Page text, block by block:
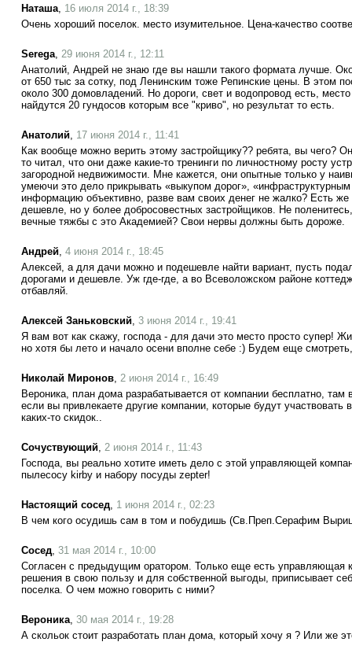
Наташа, 16 июля 2014 г., 18:39
Очень хороший поселок. место изумительное. Цена-качество
Serega, 29 июня 2014 г., 12:11
Анатолий, Андрей не знаю где вы нашли такого формата лучше.
от 650 тыс за сотку, под Ленинским тоже Репинские цены. В этом
около 300 домовладений. Но дороги, свет и водопровод есть,
найдутся 20 гундосов которым все "криво", но результат то есть.
Анатолий, 17 июня 2014 г., 11:41
Как вообще можно верить этому застройщику?? ребята, вы чего?
то читал, что они даже какие-то тренинги по личностному росту
загородной недвижимости. Мне кажется, они опытные только у
умеючи это дело прикрывать «выкупом дорог»,
информацию объективно, разве вам своих денег не жалко? Есть
дешевле, но у более добросовестных застройщиков. Не
вечные тяжбы с это Академией? Свои нервы должны быть дороже.
Андрей, 4 июня 2014 г., 18:45
Алексей, а для дачи можно и подешевле найти вариант, пусть
дорогами и дешевле. Уж где-где, а во Всеволожском районе
отбавляй.
Алексей Заньковский, 3 июня 2014 г., 19:41
Я вам вот как скажу, господа - для дачи это место просто супер!
но хотя бы лето и начало осени вполне себе :) Будем еще
Николай Миронов, 2 июня 2014 г., 16:49
Вероника, план дома разрабатывается от компании бесплатно, там
если вы привлекаете другие компании, которые будут участвовать
каких-то скидок..
Сочуствующий, 2 июня 2014 г., 11:43
Господа, вы реально хотите иметь дело с этой управляющей
пылесосу kirby и набору посуды zepter!
Настоящий сосед, 1 июня 2014 г., 02:23
В чем кого осудишь сам в том и побудишь (Св.Преп.Серафим
Сосед, 31 мая 2014 г., 10:00
Согласен с предыдущим оратором. Только еще есть управляющая
решения в свою пользу и для собственной выгоды, приписывает
поселка. О чем можно говорить с ними?
Вероника, 30 мая 2014 г., 19:28
А скольок стоит разработать план дома, который хочу я ? Или же